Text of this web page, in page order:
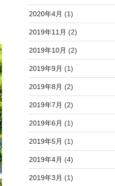
2020年4月 (1)
2019年11月 (2)
2019年10月 (2)
2019年9月 (1)
2019年8月 (2)
2019年7月 (2)
2019年6月 (1)
2019年5月 (1)
2019年4月 (4)
2019年3月 (1)